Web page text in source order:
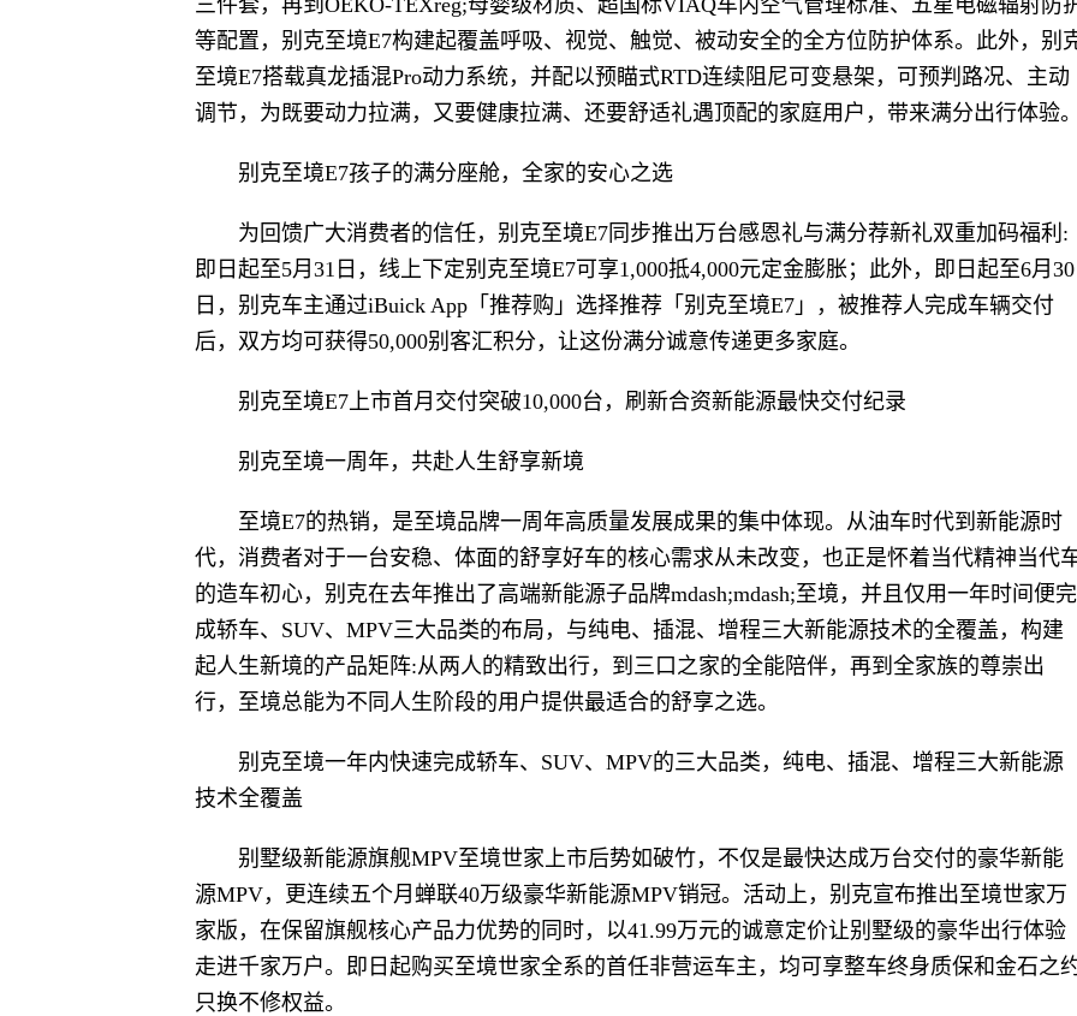
等配置，别克至境E7构建起覆盖呼吸、视觉、触觉、被动安全的全方位防护体系。此外，别
至境E7搭载真龙插混Pro动力系统，并配以预瞄式RTD连续阻尼可变悬架，可预判路况、主动
调节，为既要动力拉满，又要健康拉满、还要舒适礼遇顶配的家庭用户，带来满分出行体验。
别克至境E7孩子的满分座舱，全家的安心之选
为回馈广大消费者的信任，别克至境E7同步推出万台感恩礼与满分荐新礼双重加码福利:
即日起至5月31日，线上下定别克至境E7可享1,000抵4,000元定金膨胀；此外，即日起至6月30
日，别克车主通过iBuick App「推荐购」选择推荐「别克至境E7」，被推荐人完成车辆交付
后，双方均可获得50,000别客汇积分，让这份满分诚意传递更多家庭。
别克至境E7上市首月交付突破10,000台，刷新合资新能源最快交付纪录
别克至境一周年，共赴人生舒享新境
至境E7的热销，是至境品牌一周年高质量发展成果的集中体现。从油车时代到新能源时
代，消费者对于一台安稳、体面的舒享好车的核心需求从未改变，也正是怀着当代精神当代
的造车初心，别克在去年推出了高端新能源子品牌mdash;mdash;至境，并且仅用一年时间便完
成轿车、SUV、MPV三大品类的布局，与纯电、插混、增程三大新能源技术的全覆盖，构建
起人生新境的产品矩阵:从两人的精致出行，到三口之家的全能陪伴，再到全家族的尊崇出
行，至境总能为不同人生阶段的用户提供最适合的舒享之选。
别克至境一年内快速完成轿车、SUV、MPV的三大品类，纯电、插混、增程三大新能源
技术全覆盖
别墅级新能源旗舰MPV至境世家上市后势如破竹，不仅是最快达成万台交付的豪华新能
源MPV，更连续五个月蝉联40万级豪华新能源MPV销冠。活动上，别克宣布推出至境世家万
家版，在保留旗舰核心产品力优势的同时，以41.99万元的诚意定价让别墅级的豪华出行体验
走进千家万户。即日起购买至境世家全系的首任非营运车主，均可享整车终身质保和金石之
只换不修权益。